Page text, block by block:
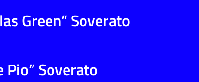
Green” Soverato
Pio” Soverato